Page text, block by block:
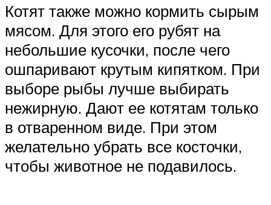
Котят также можно кормить сырым
мясом. Для этого его рубят на
небольшие кусочки, после чего
ошпаривают крутым кипятком. При
выборе рыбы лучше выбирать
нежирную. Дают ее котятам только
в отваренном виде. При этом
желательно убрать все косточки,
чтобы животное не подавилось.